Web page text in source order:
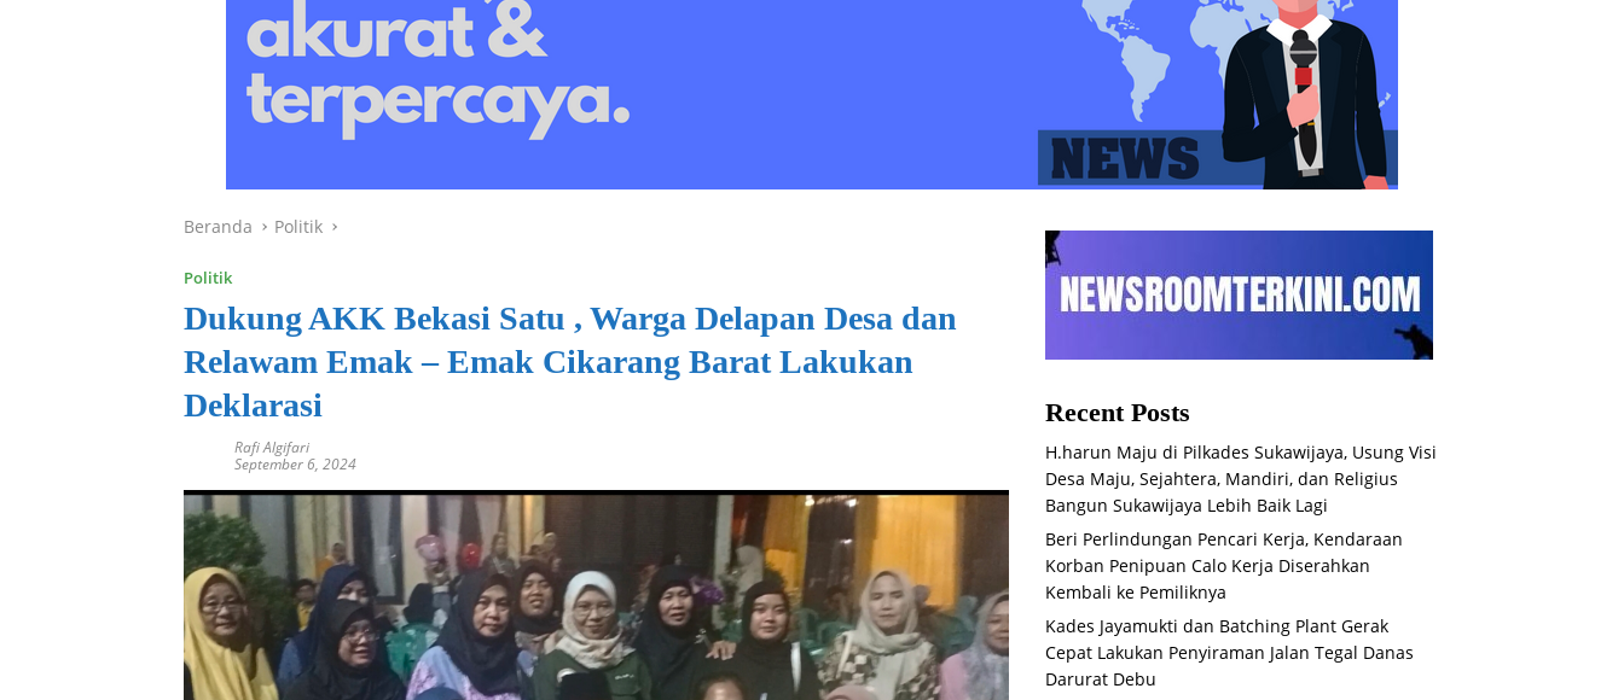
Beranda Politik
Politik
Dukung AKK Bekasi Satu , Warga Delapan Desa dan
Relawam Emak – Emak Cikarang Barat Lakukan
Deklarasi
Rafi Algifari
September 6, 2024
Recent Posts
H.harun Maju di Pilkades Sukawijaya, Usung Visi
Desa Maju, Sejahtera, Mandiri, dan Religius
Bangun Sukawijaya Lebih Baik Lagi
Beri Perlindungan Pencari Kerja, Kendaraan
Korban Penipuan Calo Kerja Diserahkan
Kembali ke Pemiliknya
Kades Jayamukti dan Batching Plant Gerak
Cepat Lakukan Penyiraman Jalan Tegal Danas
Darurat Debu